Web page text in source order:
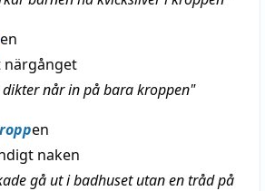
en
närgånget
dikter når in på bara kroppen"
en
naken
gå ut i badhuset utan en tråd på